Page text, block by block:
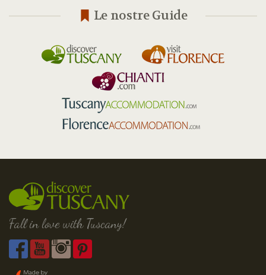
Le nostre Guide
Fall in love with Tuscany!